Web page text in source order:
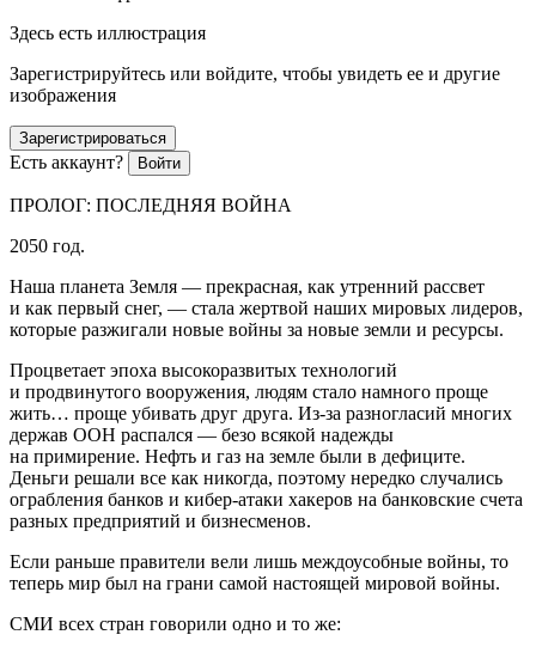
Здесь есть иллюстрация
Зарегистрируйтесь или войдите, чтобы увидеть ее и другие
изображения
Зарегистрироваться
Есть аккаунт? Войти
ПРОЛОГ: ПОСЛЕДНЯЯ ВОЙНА
2050 год.
Наша планета Земля — прекрасная, как утренний рассвет
и как первый снег, — стала жертвой наших мировых лидеров,
которые разжигали новые войны за новые земли и ресурсы.
Процветает эпоха высокоразвитых технологий
и продвинутого вооружения, людям стало намного проще
жить… проще убивать друг друга. Из-за разногласий многих
держав ООН распался — безо всякой надежды
на примирение. Нефть и газ на земле были в дефиците.
Деньги решали все как никогда, поэтому нередко случались
ограбления банков и кибер-атаки хакеров на банковские счета
разных предприятий и бизнесменов.
Если раньше правители вели лишь междоусобные войны, то
теперь мир был на грани самой настоящей мировой войны.
СМИ всех стран говорили одно и то же: